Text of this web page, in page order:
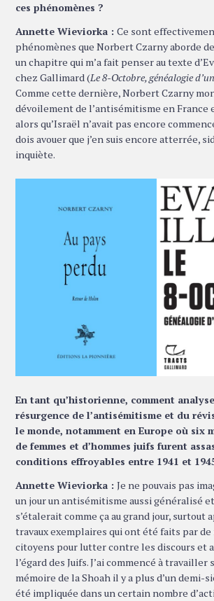
ces phénomènes ?
Annette Wieviorka : Ce sont
phénomènes que Norbert Czarny aborde
un chapitre qui m’a fait penser au texte
chez Gallimard (Le 8-Octobre, généalogie
Comme cette dernière, Norbert Czarny
dévoilement de l’antisémitisme en France
alors qu’Israël n’avait pas encore
dois avouer que j’en suis encore atterrée,
inquiète.
En tant qu’historienne, comment
résurgence de l’antisémitisme et du
le monde, notamment en Europe où six
de femmes et d’hommes juifs furent
conditions effroyables entre 1941 et
Annette Wieviorka : Je ne pouvais pas
un jour un antisémitisme aussi généralisé
s’étalerait comme ça au grand jour, surtout
travaux exemplaires qui ont été faits par
citoyens pour lutter contre les discours et
l’égard des Juifs. J’ai commencé à
mémoire de la Shoah il y a plus d’un demi-
été impliquée dans un certain nombre